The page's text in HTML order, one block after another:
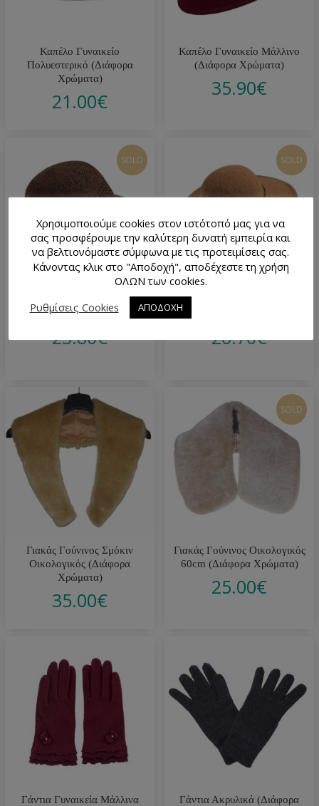
Καπέλο Γυναικείο
Πολυεστερικό (Διάφορα
Χρώματα)
21.00€
Καπέλο Γυναικείο Μάλλινο
(Διάφορα Χρώματα)
35.90€
SOLD
Καπέλο Γυναικείο Μάλλινο
Καφέ
23.80€
SOLD
26.70€
Γιακάς Γούνινος Σμόκιν
Οικολογικός (Διάφορα
Χρώματα)
35.00€
SOLD
Γιακάς Γούνινος Οικολογικός
60cm (Διάφορα Χρώματα)
25.00€
Γάντια Γυναικεία Μάλλινα
Γάντια Ακρυλικά (Διάφορα
Χρησιμοποιούμε cookies στον ιστότοπό μας για να
σας προσφέρουμε την καλύτερη δυνατή εμπειρία και
να βελτιονόμαστε σύμφωνα με τις προτειμίσεις σας.
Κάνοντας κλικ στο "Αποδοχή", αποδέχεστε τη χρήση
ΟΛΩΝ των cookies.
Ρυθμίσεις Cookies
ΑΠΟΔΟΧΗ